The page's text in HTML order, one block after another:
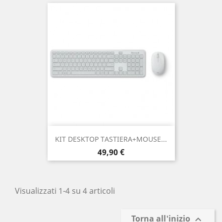
KIT DESKTOP TASTIERA+MOUSE...
Prezzo
49,90 €
Visualizzati 1-4 su 4 articoli
Torna all'inizio 